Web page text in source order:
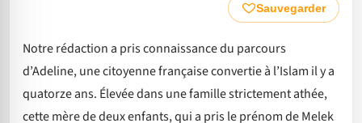
Sauvegarder
Notre rédaction a pris connaissance du parcours
d’Adeline, une citoyenne française convertie à l’Islam il y a
quatorze ans. Élevée dans une famille strictement athée,
cette mère de deux enfants, qui a pris le prénom de Melek